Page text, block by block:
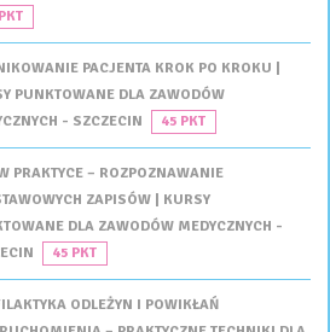
PACJENTA KROK PO KROKU |
PUNKTOWANE DLA ZAWODÓW
- SZCZECIN
45 PKT
PRAKTYCE – ROZPOZNAWANIE
ZAPISÓW | KURSY
DLA ZAWODÓW MEDYCZNYCH -
45 PKT
ODLEŻYN I POWIKŁAŃ